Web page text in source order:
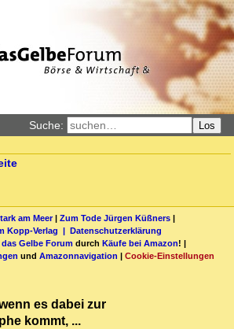
Suche: Los
am Meer| Zum Tode Jürgen Küßners |
Kopp-Verlag | Datenschutzerklärung
Gelbe Forum durch Käufe bei Amazon! |
und Amazonnavigation | Cookie-Einstellungen
es dabei zur
kommt, ...